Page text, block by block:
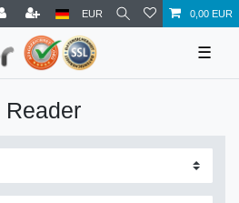
EUR 0,00 EUR
☰
Reader